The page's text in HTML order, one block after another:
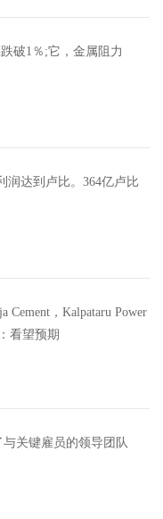
跌破1％;它，金属阻力
润达到卢比。364亿卢比
Cement，Kalpataru Power
看望预期
与关键雇员的领导团队